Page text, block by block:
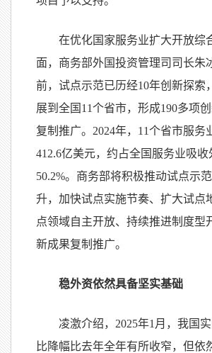
在优化国家服务业扩大开放综
面，商务部外国投资管理司司长朱
前，试点示范已历经10年创新探索
展到全国11个省市，形成190多项
复制推广。2024年，11个省市服务
412.6亿美元，约占全国服务业吸收
50.2%。商务部将积极推动试点示
升，加快试点实施节奏、扩大试点
点领域自主开放、持续推进制度型
新成果复制推广。
稳外资依然具备坚实基础
凌激介绍，2025年1月，我国
比降幅比去年全年有所收窄，但依